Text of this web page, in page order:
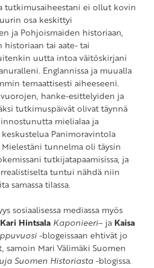
tutkimusaiheestani ei ollut kovin
osa keskittyi
ja Pohjoismaiden historiaan,
historiaan tai aate- tai
uutta intoa väitöskirjani
Englannissa ja muualla
temaattisesti aiheeseeni.
hanke-esittelyiden ja
tutkimuspäivät olivat täynnä
mielialaa ja
Panimoravintola
tunnelma oli täysin
tutkijatapaamisissa, ja
tuntui nähdä niin
samassa tilassa.
sosiaalisessa mediassa myös
Kari Hintsala Kaponieeri– ja Kaisa
-blogeissaan ehtivät jo
samoin Mari Välimäki Suomen
Suomen Historiasta-blogissa.